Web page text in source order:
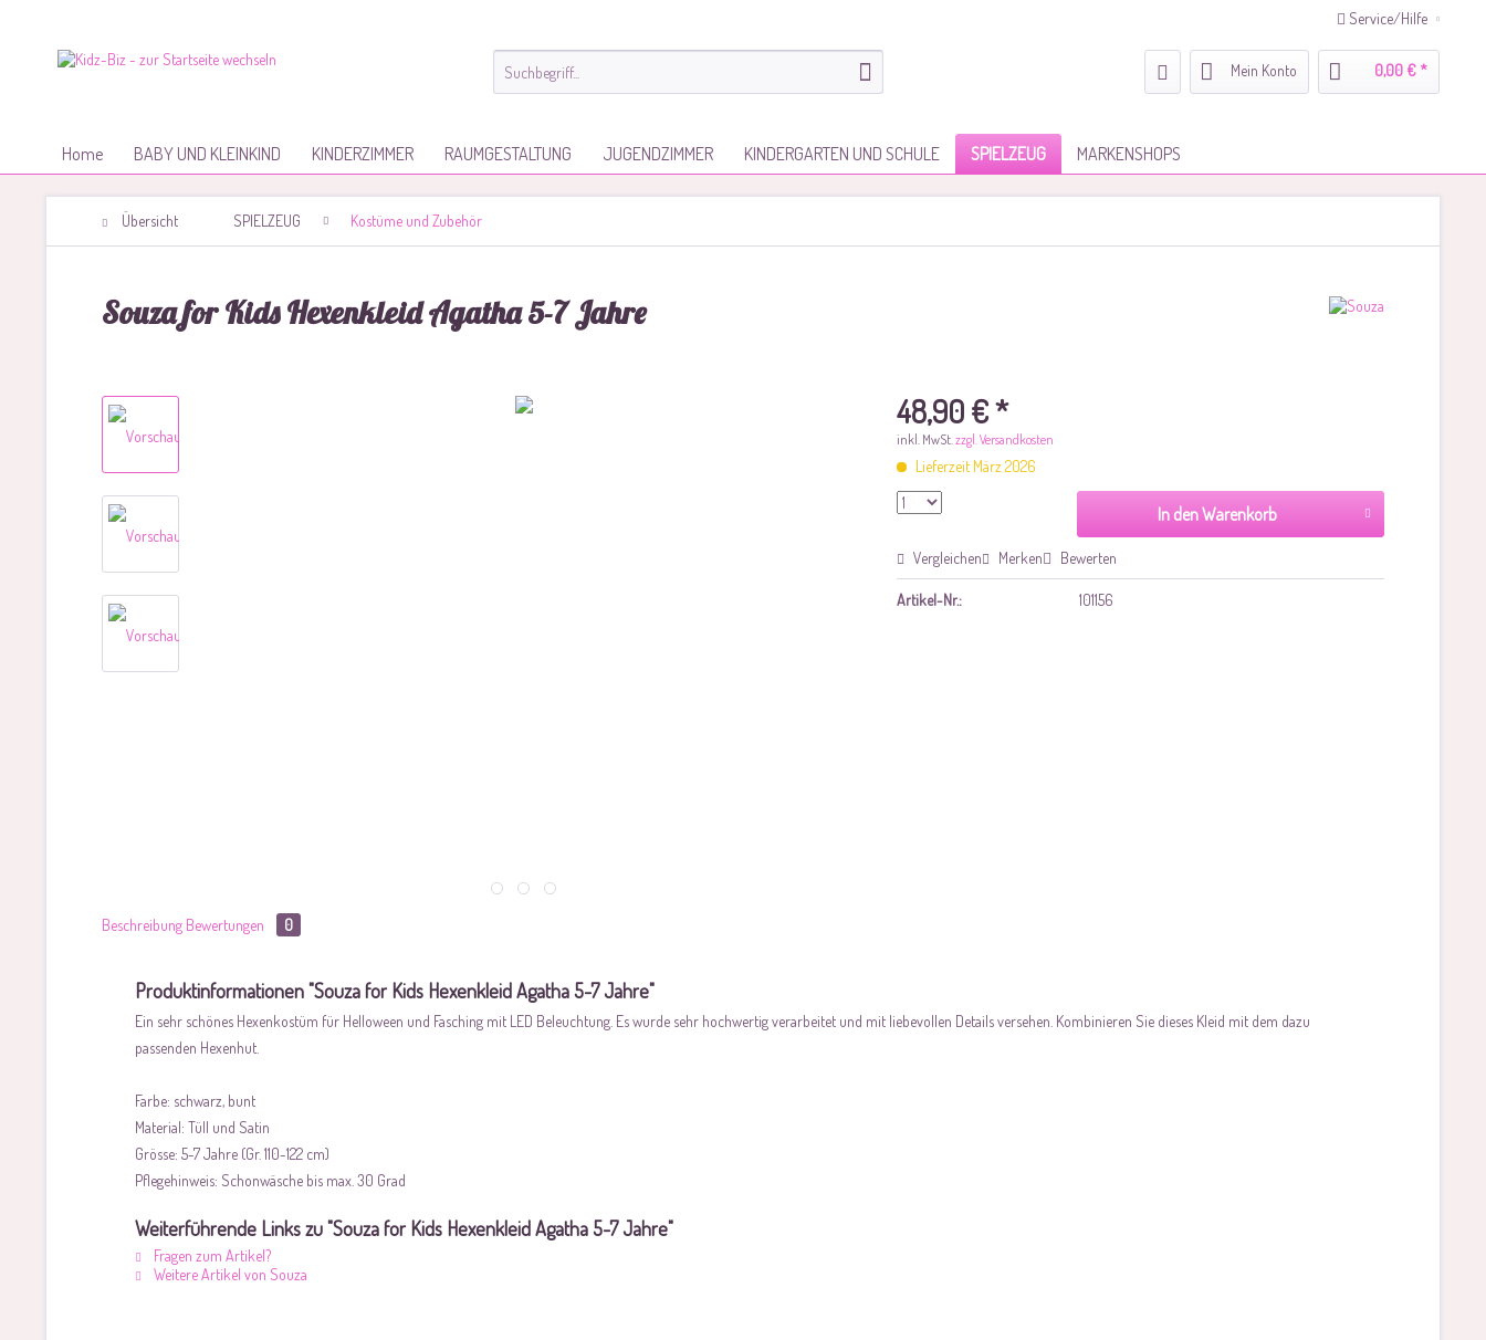
Service/Hilfe
Mein Konto 0,00 € *
Home BABY UND KLEINKIND KINDERZIMMER RAUMGESTALTUNG JUGENDZIMMER KINDERGARTEN UND SCHULE SPIELZEUG MARKENSHOPS
Übersicht SPIELZEUG Kostüme und Zubehör
Souza for Kids Hexenkleid Agatha 5-7 Jahre
48,90 € *
inkl. MwSt.zzgl. Versandkosten
Lieferzeit März 2026
In den Warenkorb
Vergleichen Merken Bewerten
Artikel-Nr.: 101156
Beschreibung Bewertungen 0
Produktinformationen "Souza for Kids Hexenkleid Agatha 5-7 Jahre"
Ein sehr schönes Hexenkostüm für Helloween und Fasching mit LED Beleuchtung. Es wurde sehr hochwertig verarbeitet und mit liebevollen Details versehen. Kombinieren Sie dieses Kleid mit dem dazu
passenden Hexenhut.
Farbe: schwarz, bunt
Material: Tüll und Satin
Grösse: 5-7 Jahre (Gr. 110-122 cm)
Pflegehinweis: Schonwäsche bis max. 30 Grad
Weiterführende Links zu "Souza for Kids Hexenkleid Agatha 5-7 Jahre"
Fragen zum Artikel?
Weitere Artikel von Souza